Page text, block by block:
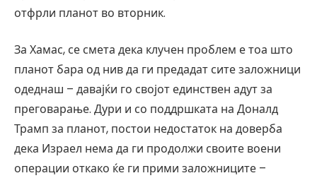
отфрли планот во вторник.
За Хамас, се смета дека клучен проблем е тоа што
планот бара од нив да ги предадат сите заложници
одеднаш – давајќи го својот единствен адут за
преговарање. Дури и со поддршката на Доналд
Трамп за планот, постои недостаток на доверба
дека Израел нема да ги продолжи своите воени
операции откако ќе ги прими заложниците –